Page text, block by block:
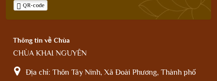
QR-code
Thông tin về Chùa
CHÙA KHAI NGUYÊN
Địa chỉ: Thôn Tây Ninh, Xã Đoài Phương, Thành phố